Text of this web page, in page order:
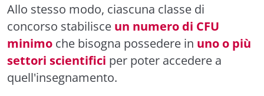
Allo stesso modo, ciascuna classe di
concorso stabilisce un numero di CFU
minimo che bisogna possedere in uno o più
settori scientifici per poter accedere a
quell'insegnamento.